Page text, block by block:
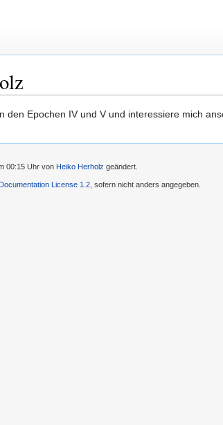
den Epochen IV und V und interessiere mich
00:15 Uhr von Heiko Herholz geändert.
License 1.2 , sofern nicht anders angegeben.